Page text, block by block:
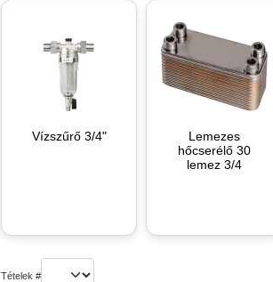
Vízszűrő 3/4"
Lemezes
hőcserélő 30
lemez 3/4
Tételek #